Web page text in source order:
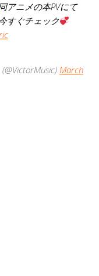
アニメの本PVにて
すぐチェック
March